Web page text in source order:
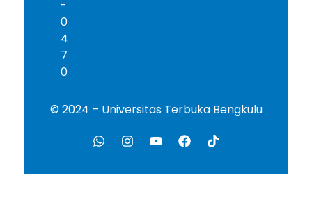
-
0
4
7
0
© 2024 – Universitas Terbuka Bengkulu